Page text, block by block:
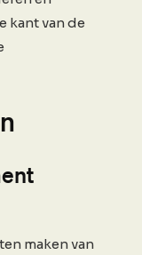
kant van de
maken van